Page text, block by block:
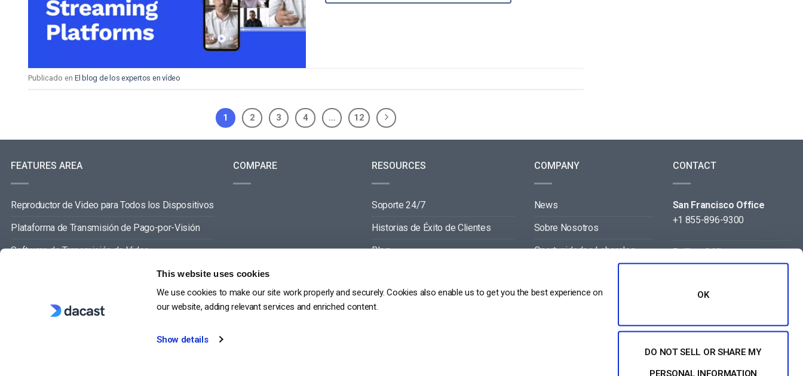
This website uses cookies
We use cookies to make our site work properly and securely. Cookies also enable us to get you the best experience on
our website, adding relevant services and enriched content.
Show details
OK
DO NOT SELL OR SHARE MY
PERSONAL INFORMATION
Publicado en El blog de los expertos en vídeo
1 2 3 4 … 12
FEATURES AREA
Reproductor de Video para Todos los Dispositivos
Plataforma de Transmisión de Pago-por-Visión
Software de Transmisión de Video
COMPARE RESOURCES
Soporte 24/7
Historias de Éxito de Clientes
Blog
Documentación de Reproductor API
COMPANY
News
Sobre Nosotros
Oportunidades Laborales
Aliados
CONTACT
San Francisco Office
+1 855-896-9300
Beijing Office
+86 105-123-5043